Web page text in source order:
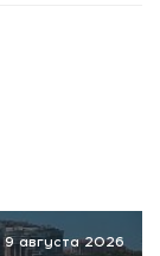
9 августа 2026